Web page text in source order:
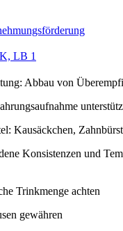
LB 1
Abbau von
Kausäckchen,
Konsistenzen und
Trinkmenge achten
gewähren